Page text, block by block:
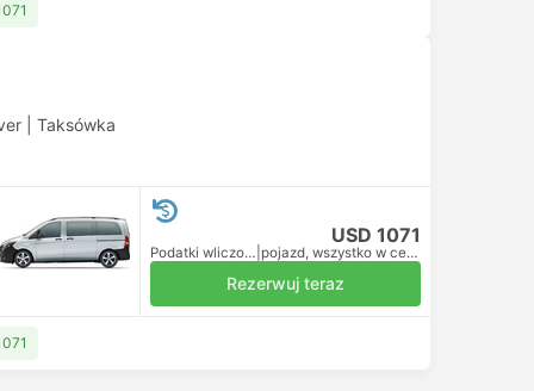
Taksówka
USD 1071
Podatki wliczone pojazd, wszystko w cenie
Rezerwuj teraz